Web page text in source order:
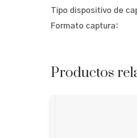
Tipo dispositivo de
Formato captura:
Productos